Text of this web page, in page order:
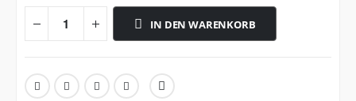
IN DEN WARENKORB